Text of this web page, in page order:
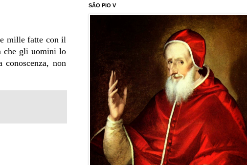
mille fatte con il
che gli uomini lo
non
SÃO PIO V